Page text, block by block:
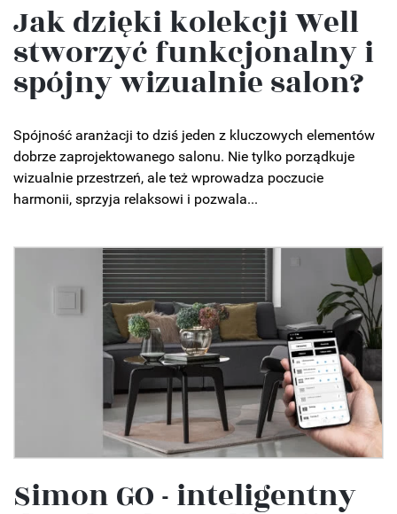
Jak dzięki kolekcji Well
stworzyć funkcjonalny i
spójny wizualnie salon?
Spójność aranżacji to dziś jeden z kluczowych elementów
dobrze zaprojektowanego salonu. Nie tylko porządkuje
wizualnie przestrzeń, ale też wprowadza poczucie
harmonii, sprzyja relaksowi i pozwala...
Simon GO - inteligentny